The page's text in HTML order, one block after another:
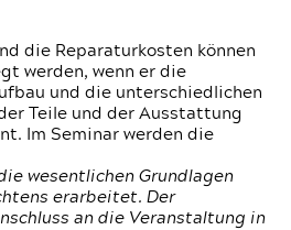
die Reparaturkosten können
werden, wenn er die
und die unterschiedlichen
Teile und der Ausstattung
Im Seminar werden die
wesentlichen Grundlagen
erarbeitet. Der
an die Veranstaltung in